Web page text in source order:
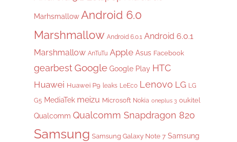
Marhsmallow Android 6.0
Marshmallow Android 6.0.1 Android 6.0.1
Marshmallow AnTuTu Apple Asus Facebook
gearbestGoogle Google Play HTC
Huawei Huawei P9 leaks LeEco Lenovo LG LG
G5 MediaTek meizu Microsoft Nokia oneplus 3 oukitel
Qualcomm Qualcomm Snapdragon 820
Samsung Samsung Galaxy Note 7 Samsung